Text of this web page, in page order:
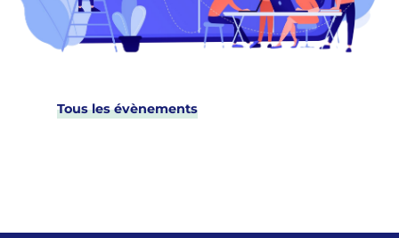
Tous les évènements